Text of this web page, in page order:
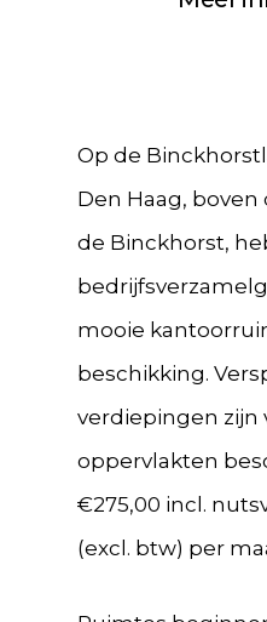
Op de
Den Haag,
de Binckhorst,
mooie
beschikking.
verdiepingen zijn
oppervlakten
€275,00 incl.
(excl. btw) per